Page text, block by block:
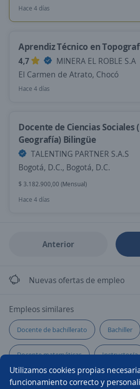
Utilizamos cookies propias
funcionamiento correcto y
Hace 4 días
Aprendiz Técnico en
4,7
MINERA EL ROBLE S.A
El Carmen de Atrato, Chocó
Hace 4 días
Docente de Ciencias Sociales
Geografía) Bilingüe
TALENTING PARTNER S.A.S
Bogotá, D.C., Bogotá, D.C.
$ 3.182.900,00 (Mensual)
Hace 4 días
Anterior
Nuevas ofertas de empleo
Empleos similares
Docente de bachillerato Bachiller
Docente matemáticas Instructor/a
Profesor/a Maestro/a de cocina